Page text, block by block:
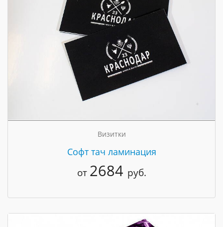
Визитки
Cофт тач ламинация
от 2684 руб.